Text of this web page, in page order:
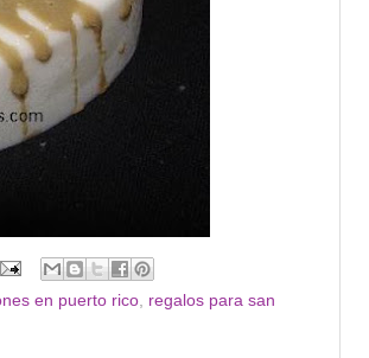
en puerto rico regalos para san